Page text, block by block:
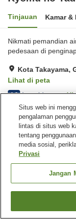
Tinjauan Kamar &
Nikmati pemandian
pedesaan di
Kota Takayama,
Lihat di peta
4.8 Luar biasa
Fasilitas properti
Tempat parkir
Mesin penjual
Jepang
Kyomu no Yado
Situs web ini
pengalaman
lintas di situs web
tentang
media sosial,
Privasi
Jangan